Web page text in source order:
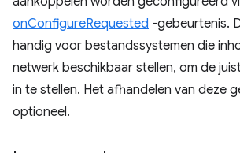
onConfigureRequested -gebeurtenis.
handig voor bestandssystemen die
netwerk beschikbaar stellen, om de
in te stellen. Het afhandelen van deze
optioneel.